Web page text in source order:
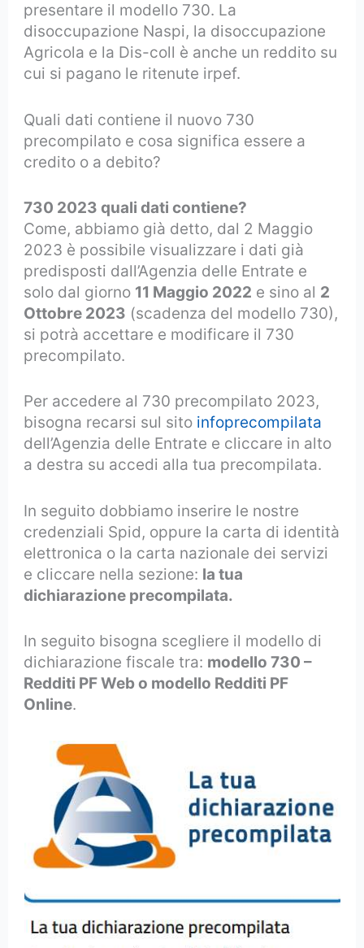
presentare il modello 730. La
disoccupazione Naspi, la disoccupazione
Agricola e la Dis-coll è anche un reddito su
cui si pagano le ritenute irpef.
Quali dati contiene il nuovo 730
precompilato e cosa significa essere a
credito o a debito?
730 2023 quali dati contiene?
Come, abbiamo già detto, dal 2 Maggio
2023 è possibile visualizzare i dati già
predisposti dall’Agenzia delle Entrate e
solo dal giorno 11 Maggio 2022 e sino al 2
Ottobre 2023 (scadenza del modello 730),
si potrà accettare e modificare il 730
precompilato.
Per accedere al 730 precompilato 2023,
bisogna recarsi sul sito infoprecompilata
dell’Agenzia delle Entrate e cliccare in alto
a destra su accedi alla tua precompilata.
In seguito dobbiamo inserire le nostre
credenziali Spid, oppure la carta di identità
elettronica o la carta nazionale dei servizi
e cliccare nella sezione: la tua
dichiarazione precompilata.
In seguito bisogna scegliere il modello di
dichiarazione fiscale tra: modello 730 –
Redditi PF Web o modello Redditi PF
Online.